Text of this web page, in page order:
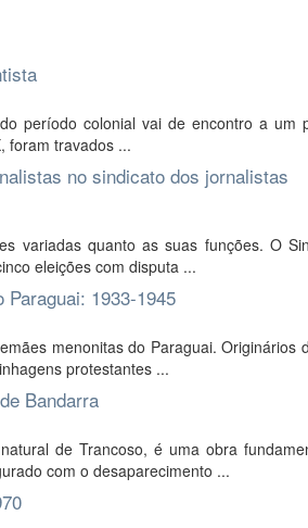
período colonial vai de encontro a um
foram travados ...
no sindicato dos jornalistas
variadas quanto as suas funções. O
eleições com disputa ...
1933-1945
menonitas do Paraguai. Originários
protestantes ...
Bandarra
de Trancoso, é uma obra
com o desaparecimento ...